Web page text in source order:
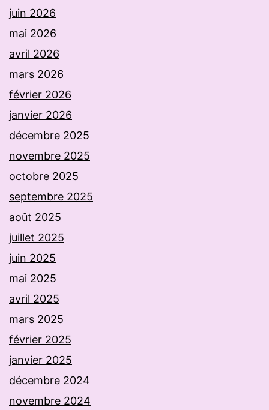
juin 2026
mai 2026
avril 2026
mars 2026
février 2026
janvier 2026
décembre 2025
novembre 2025
octobre 2025
septembre 2025
août 2025
juillet 2025
juin 2025
mai 2025
avril 2025
mars 2025
février 2025
janvier 2025
décembre 2024
novembre 2024